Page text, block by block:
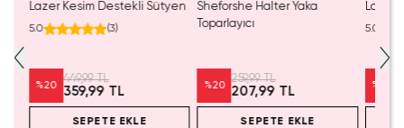
Lazer Kesim Destekli Sütyen
5.0 (3)
%20
449,99 TL
359,99 TL
SEPETE EKLE
Sheforshe Halter Yaka
Toparlayıcı
%20
259,99 TL
207,99 TL
SEPETE EKLE
Lazer
5.0
%